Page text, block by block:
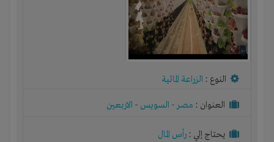
النوع : الزراعة المائية
العنوان : مصر- السويس - الاربعين
يحتاج إلي : رأس المال